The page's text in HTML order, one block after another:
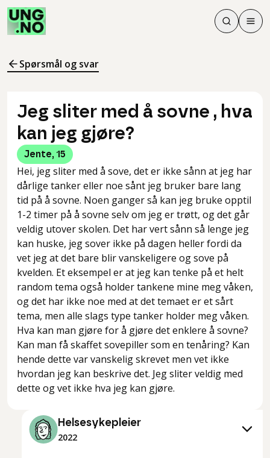
Søk
Søk
Meny
Spørsmål og svar
Jeg sliter med å sovne , hva
kan jeg gjøre?
Jente, 15
Hei, jeg sliter med å sove, det er ikke sånn at jeg har
dårlige tanker eller noe sånt jeg bruker bare lang
tid på å sovne. Noen ganger så kan jeg bruke opptil
1-2 timer på å sovne selv om jeg er trøtt, og det går
veldig utover skolen. Det har vert sånn så lenge jeg
kan huske, jeg sover ikke på dagen heller fordi da
vet jeg at det bare blir vanskeligere og sove på
kvelden. Et eksempel er at jeg kan tenke på et helt
random tema også holder tankene mine meg våken,
og det har ikke noe med at det temaet er et sårt
tema, men alle slags type tanker holder meg våken.
Hva kan man gjøre for å gjøre det enklere å sovne?
Kan man få skaffet sovepiller som en tenåring? Kan
hende dette var vanskelig skrevet men vet ikke
hvordan jeg kan beskrive det. Jeg sliter veldig med
dette og vet ikke hva jeg kan gjøre.
Helsesykepleier
2022